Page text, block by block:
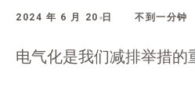
2024 年 6 月 20 日 不到一分钟
电气化是我们减排举措的